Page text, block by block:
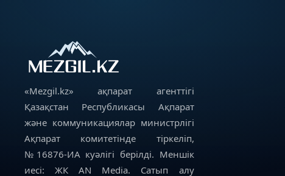
«Mezgil.kz» ақпарат агенттігі
Қазақстан Республикасы Ақпарат
және коммуникациялар министрлігі
Ақпарат комитетінде тіркеліп,
№16876-ИА куәлігі берілді. Меншік
иесі: ЖК AN Media. Сатып алу